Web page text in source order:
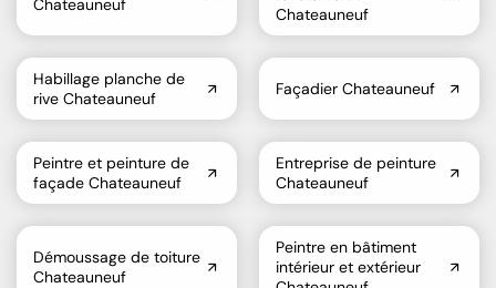
Chateauneuf
Chateauneuf
Habillage planche de
rive Chateauneuf
Façadier Chateauneuf
Peintre et peinture de
façade Chateauneuf
Entreprise de peinture
Chateauneuf
Démoussage de toiture
Chateauneuf
Peintre en bâtiment
intérieur et extérieur